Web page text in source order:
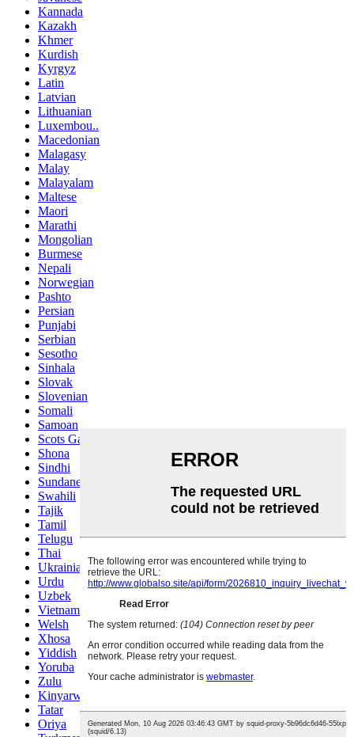
Kannada
Kazakh
Khmer
Kurdish
Kyrgyz
Latin
Latvian
Lithuanian
Luxembou..
Macedonian
Malagasy
Malay
Malayalam
Maltese
Maori
Marathi
Mongolian
Burmese
Nepali
Norwegian
Pashto
Persian
Punjabi
Serbian
Sesotho
Sinhala
Slovak
Slovenian
Somali
Samoan
Scots Gaelic
Shona
Sindhi
Sundanese
Swahili
Tajik
Tamil
Telugu
Thai
Ukrainian
Urdu
Uzbek
Vietnamese
Welsh
Xhosa
Yiddish
Yoruba
Zulu
Kinyarwanda
Tatar
Oriya